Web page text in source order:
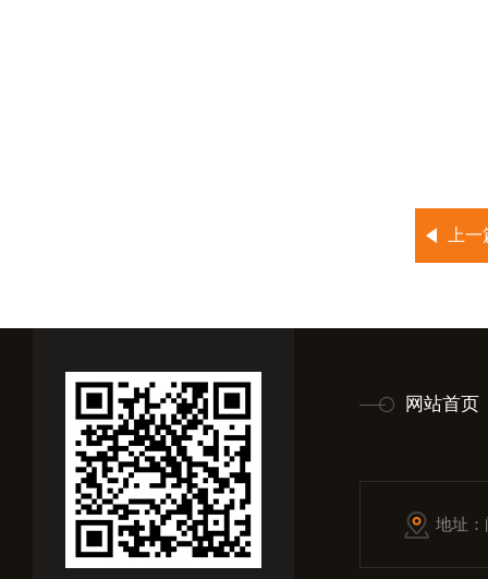
上
网站首页
地址